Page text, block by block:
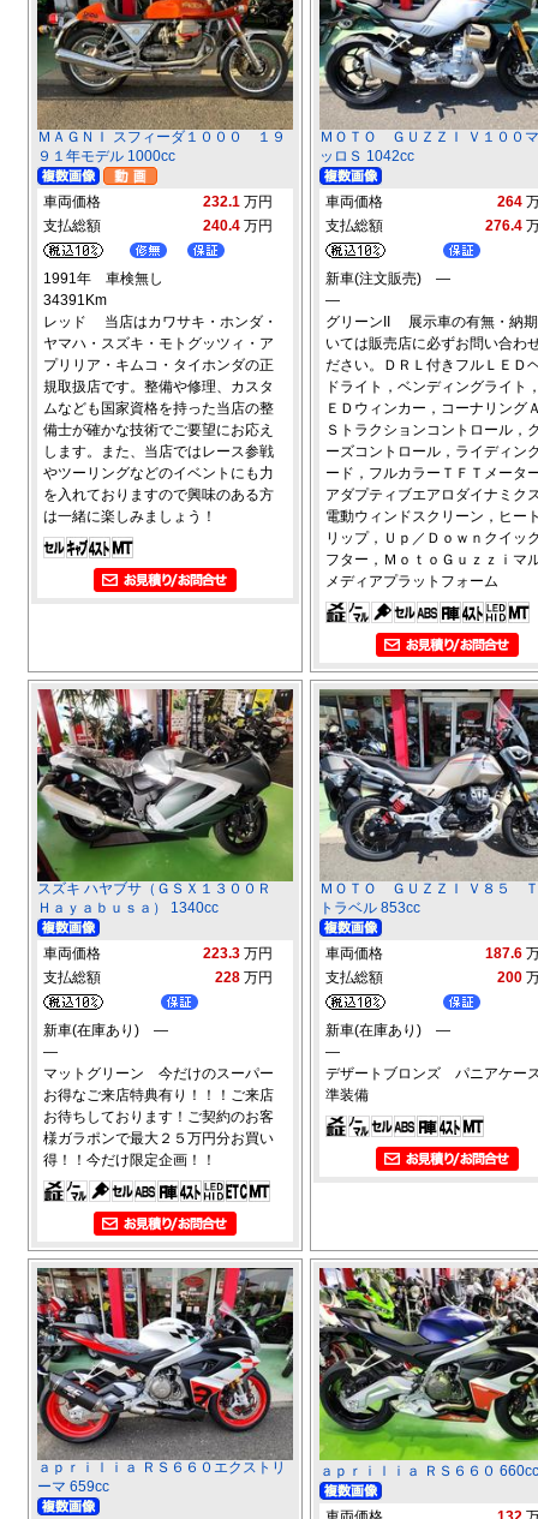
ＭＡＧＮＩ スフィーダ１０００ １９
９１年モデル 1000cc
車両価格 232.1 万円
支払総額
240.4 万円
1991年 車検無し
34391Km
レッド 当店はカワサキ・ホンダ・
ヤマハ・スズキ・モトグッツィ・ア
プリリア・キムコ・タイホンダの正
規取扱店です。整備や修理、カスタ
ムなども国家資格を持った当店の整
備士が確かな技術でご要望にお応え
します。また、当店ではレース参戦
やツーリングなどのイベントにも力
を入れておりますので興味のある方
は一緒に楽しみましょう！
ＭＯＴＯ ＧＵＺＺＩ Ｖ１００
ッロＳ 1042cc
車両価格 264
支払総額
276.4
新車(注文販売) ―
―
グリーンII 展示車の有無・納
いては販売店に必ずお問い合わ
ださい。ＤＲＬ付きフルＬＥＤ
ドライト，ベンディングライト
ＥＤウィンカー，コーナリング
Ｓトラクションコントロール，
ーズコントロール，ライディン
ード，フルカラーＴＦＴメータ
アダプティブエアロダイナミク
電動ウィンドスクリーン，ヒー
リップ，Ｕｐ／Ｄｏｗｎクイッ
フター，ＭｏｔｏＧｕｚｚｉマ
メディアプラットフォーム
スズキ ハヤブサ（ＧＳＸ１３００Ｒ
Ｈａｙａｂｕｓａ） 1340cc
車両価格 223.3 万円
支払総額
228 万円
新車(在庫あり) ―
―
マットグリーン 今だけのスーパー
お得なご来店特典有り！！！ご来店
お待ちしております！ご契約のお客
様ガラポンで最大２５万円分お買い
得！！今だけ限定企画！！
ＭＯＴＯ ＧＵＺＺＩ Ｖ８５
トラベル 853cc
車両価格 187.6
支払総額
200
新車(在庫あり) ―
―
デザートブロンズ パニアケー
準装備
ａｐｒｉｌｉａ ＲＳ６６０エクストリ
ーマ 659cc
ａｐｒｉｌｉａ ＲＳ６６０ 660cc